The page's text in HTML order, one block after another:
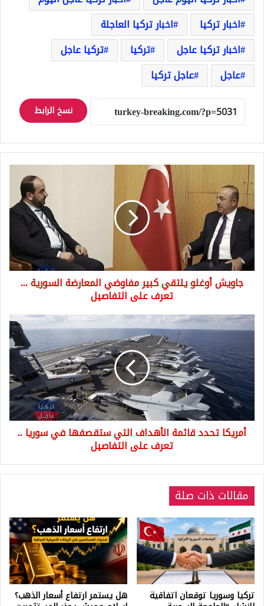
اخبار تركيا
اخبار تركيا العاجلة
اخبار تركيا عاجل
تركيا
تركيا عاجل
عاجل
عاجل تركيا
نسخ الرابط
جاويش
أوغلو
يلتقي
كبير
مفاوضي
المعارضة
السورية
...
تعرف
على
التفاصيل
جاويش أوغلو يلتقي كبير مفاوضي المعارضة السورية ...
تعرف على التفاصيل
أمريكا
تحدد
قائمة
الأهداف
التي
ستقصفها
في
سوريا
..
تعرف
أمريكا تحدد قائمة الأهداف التي ستقصفها في سوريا ..
تعرف على التفاصيل
مقالات ذات صلة
تركيا وسوريا توقعان اتفاقية هل يستمر ارتفاع أسعار الذهب؟